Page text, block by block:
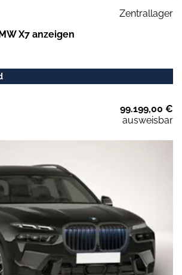
Zentrallager
X7 anzeigen
99.199,00 €
ausweisbar